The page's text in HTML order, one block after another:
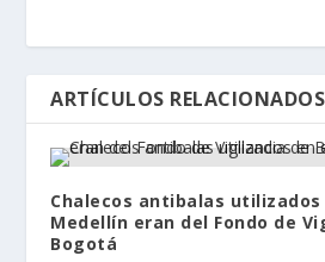
ARTÍCULOS RELACIONADOS
Chalecos antibalas
Medellín eran del Fondo de
Bogotá